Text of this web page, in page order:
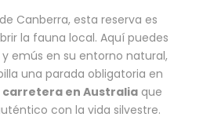
Canberra, esta reserva es
la fauna local. Aquí puedes
emús en su entorno natural,
una parada obligatoria en
carretera en Australiaque
con la vida silvestre.